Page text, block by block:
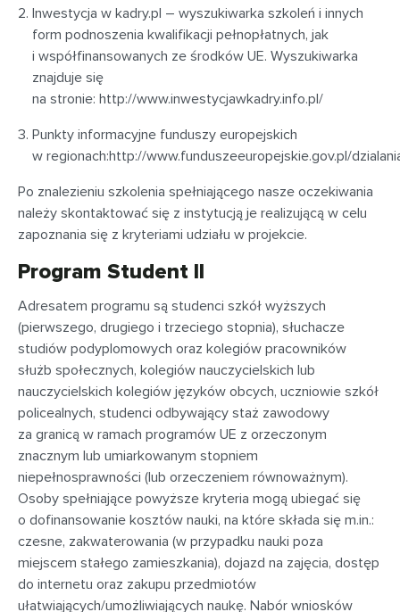
Inwestycja w kadry.pl – wyszukiwarka szkoleń i innych
form podnoszenia kwalifikacji pełnopłatnych, jak
i współfinansowanych ze środków UE. Wyszukiwarka
znajduje się
na stronie: http://www.inwestycjawkadry.info.pl/
Punkty informacyjne funduszy europejskich
w regionach:http://www.funduszeeuropejskie.gov.pl/
Po znalezieniu szkolenia spełniającego nasze oczekiwania
należy skontaktować się z instytucją je realizującą w celu
zapoznania się z kryteriami udziału w projekcie.
Program Student II
Adresatem programu są studenci szkół wyższych
(pierwszego, drugiego i trzeciego stopnia), słuchacze
studiów podyplomowych oraz kolegiów pracowników
służb społecznych, kolegiów nauczycielskich lub
nauczycielskich kolegiów języków obcych, uczniowie szkół
policealnych, studenci odbywający staż zawodowy
za granicą w ramach programów UE z orzeczonym
znacznym lub umiarkowanym stopniem
niepełnosprawności (lub orzeczeniem równoważnym).
Osoby spełniające powyższe kryteria mogą ubiegać się
o dofinansowanie kosztów nauki, na które składa się m.in.:
czesne, zakwaterowania (w przypadku nauki poza
miejscem stałego zamieszkania), dojazd na zajęcia, dostęp
do internetu oraz zakupu przedmiotów
ułatwiających/umożliwiających naukę. Nabór wniosków